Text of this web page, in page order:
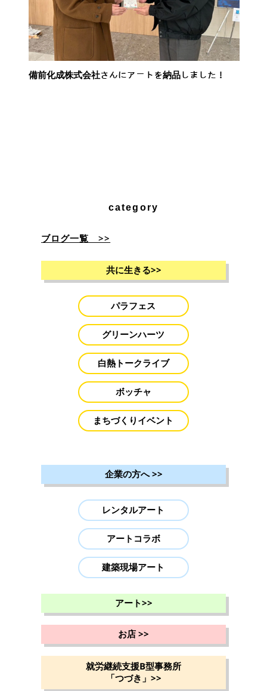
備前化成株式会社さんにアートを納品しました！
category
ブログ一覧 >>
共に生きる>>
パラフェス
グリーンハーツ
白熱トークライブ
ボッチャ
まちづくりイベント
企業の方へ>>
レンタルアート
アートコラボ
建築現場アート
アート>>
お店>>
就労継続支援B型事務所
「つづき」 >>